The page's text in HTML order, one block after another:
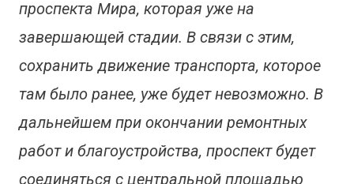
проспекта Мира, которая уже на
завершающей стадии. В связи с этим,
сохранить движение транспорта, которое
там было ранее, уже будет невозможно. В
дальнейшем при окончании ремонтных
работ и благоустройства, проспект будет
соединяться с центральной площадью